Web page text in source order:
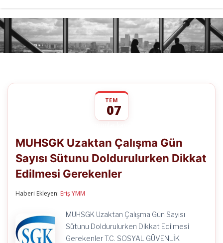
TEM
07
Çalışma
Gün
Sayısı
Doldurulurken
MUHSGK Uzaktan Çalışma Gün
Sayısı Sütunu Doldurulurken Dikkat
Edilmesi Gerekenler
Haberi Ekleyen: Eriş YMM
MUHSGK Uzaktan Çalışma Gün Sayısı
Sütunu Doldurulurken Dikkat Edilmesi
Gerekenler T.C. SOSYAL GÜVENLİK